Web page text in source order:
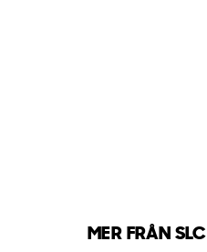
MER FRÅN SLC